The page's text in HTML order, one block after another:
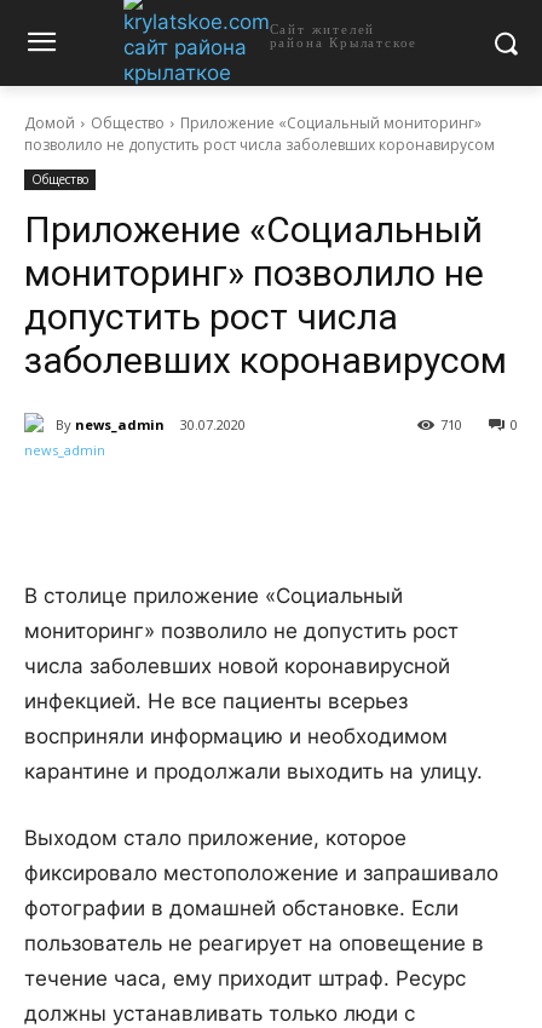
Сайт жителей
района Крылатское
Домой Общество
Приложение «Социальный мониторинг»
позволило не допустить рост числа заболевших коронавирусом
Общество
Приложение «Социальный
мониторинг» позволило не
допустить рост числа
заболевших коронавирусом
By news_admin 30.07.2020 0
710
В столице приложение «Социальный
мониторинг» позволило не допустить рост
числа заболевших новой коронавирусной
инфекцией. Не все пациенты всерьез
восприняли информацию и необходимом
карантине и продолжали выходить на улицу.
Выходом стало приложение, которое
фиксировало местоположение и запрашивало
фотографии в домашней обстановке. Если
пользователь не реагирует на оповещение в
течение часа, ему приходит штраф. Ресурс
должны устанавливать только люди с